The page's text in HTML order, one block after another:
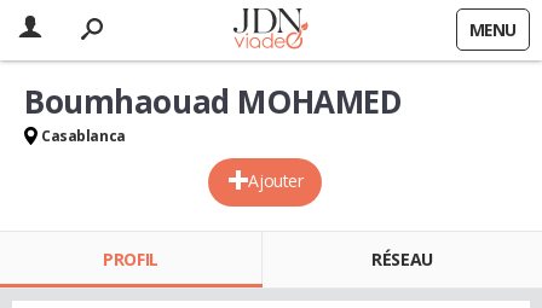
MENU
Ajouter
Boumhaouad MOHAMED
Casablanca
PROFIL RÉSEAU